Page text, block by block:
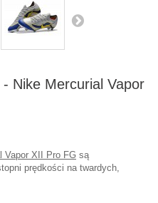
Nike Mercurial Vapor
Vapor XII Pro FG są
prędkości na twardych,